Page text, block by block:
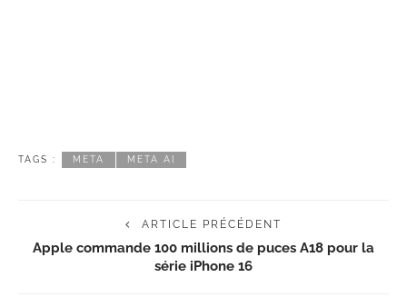
TAGS : META META AI
ARTICLE PRÉCÉDENT
Apple commande 100 millions de puces A18 pour la
série iPhone 16